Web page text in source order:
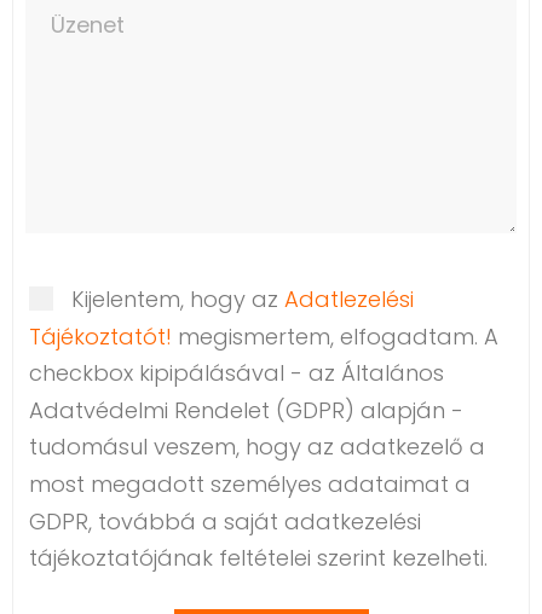
Kijelentem, hogy az Adatlezelési
Tájékoztatót! megismertem, elfogadtam. A
checkbox kipipálásával - az Általános
Adatvédelmi Rendelet (GDPR) alapján -
tudomásul veszem, hogy az adatkezelő a
most megadott személyes adataimat a
GDPR, továbbá a saját adatkezelési
tájékoztatójának feltételei szerint kezelheti.